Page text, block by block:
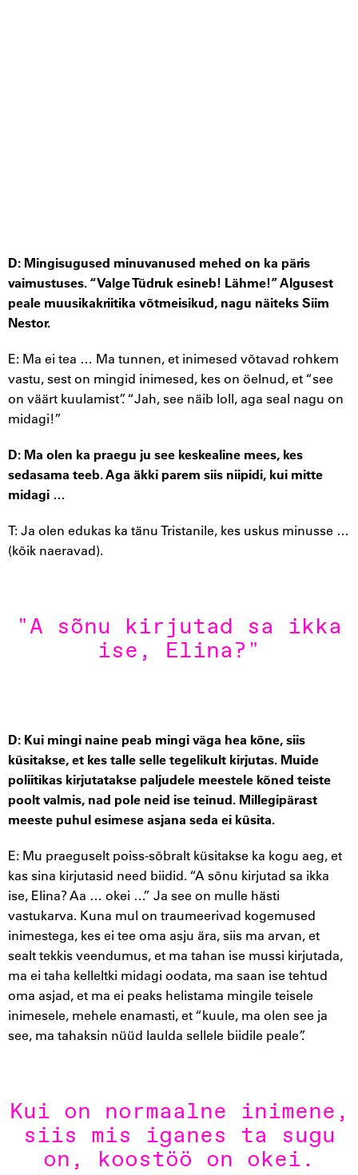
D: Mingisugused minuvanused mehed on ka päris
vaimustuses. “Valge Tüdruk esineb! Lähme!” Algusest
peale muusikakriitika võtmeisikud, nagu näiteks Siim
Nestor.
E: Ma ei tea … Ma tunnen, et inimesed võtavad rohkem
vastu, sest on mingid inimesed, kes on öelnud, et “see
on väärt kuulamist”. “Jah, see näib loll, aga seal nagu on
midagi!”
D: Ma olen ka praegu ju see keskealine mees, kes
sedasama teeb. Aga äkki parem siis niipidi, kui mitte
midagi …
T: Ja olen edukas ka tänu Tristanile, kes uskus minusse …
(kõik naeravad).
"A sõnu kirjutad sa ikka
ise, Elina?"
D: Kui mingi naine peab mingi väga hea kõne, siis
küsitakse, et kes talle selle tegelikult kirjutas. Muide
poliitikas kirjutatakse paljudele meestele kõned teiste
poolt valmis, nad pole neid ise teinud. Millegipärast
meeste puhul esimese asjana seda ei küsita.
E: Mu praeguselt poiss-sõbralt küsitakse ka kogu aeg, et
kas sina kirjutasid need biidid. “A sõnu kirjutad sa ikka
ise, Elina? Aa … okei …” Ja see on mulle hästi
vastukarva. Kuna mul on traumeerivad kogemused
inimestega, kes ei tee oma asju ära, siis ma arvan, et
sealt tekkis veendumus, et ma tahan ise mussi kirjutada,
ma ei taha kelleltki midagi oodata, ma saan ise tehtud
oma asjad, et ma ei peaks helistama mingile teisele
inimesele, mehele enamasti, et “kuule, ma olen see ja
see, ma tahaksin nüüd laulda sellele biidile peale”.
Kui on normaalne inimene,
siis mis iganes ta sugu
on, koostöö on okei.